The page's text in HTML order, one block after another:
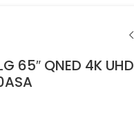
65″ QNED 4K UHD